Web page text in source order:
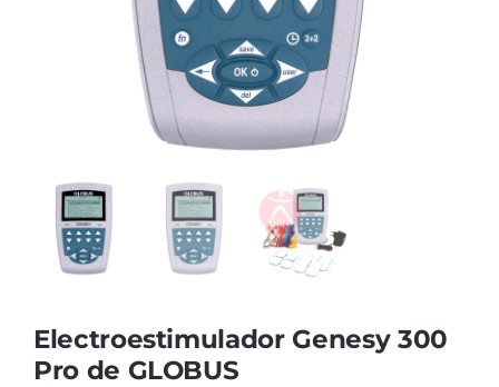
Material
clínico
Material de
OFERTAS
Electroestimulador Genesy 300
Pro de GLOBUS